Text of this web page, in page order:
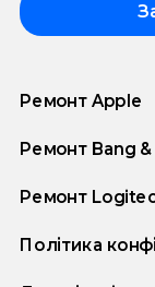
Ремонт Apple
Ремонт Bang
Ремонт
Політика